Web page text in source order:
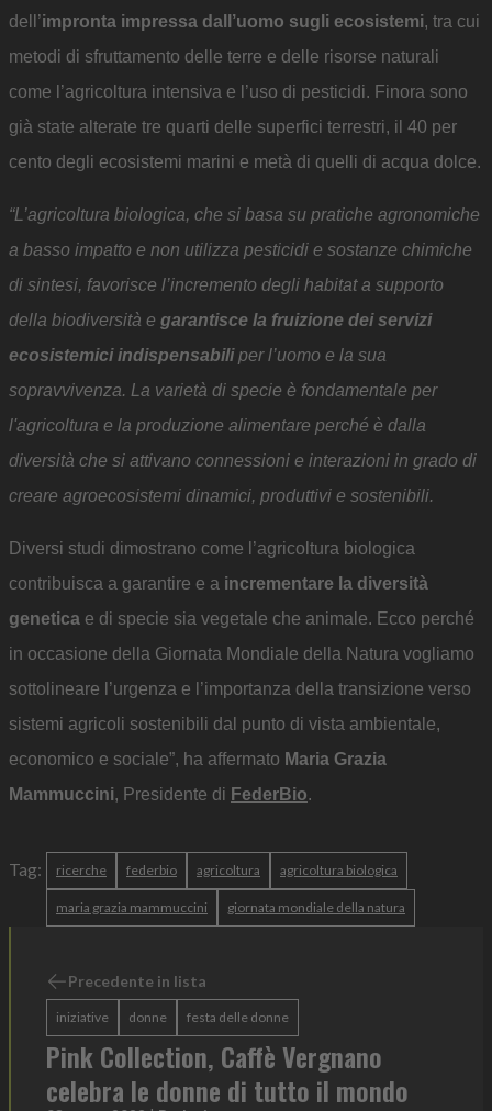
dell’impronta impressa dall’uomo sugli ecosistemi, tra cui
metodi di sfruttamento delle terre e delle risorse naturali
come l’agricoltura intensiva e l’uso di pesticidi. Finora sono
già state alterate tre quarti delle superfici terrestri, il 40 per
cento degli ecosistemi marini e metà di quelli di acqua dolce.
“L’agricoltura biologica, che si basa su pratiche agronomiche
a basso impatto e non utilizza pesticidi e sostanze chimiche
di sintesi, favorisce l’incremento degli habitat a supporto
della biodiversità e garantisce la fruizione dei servizi
ecosistemici indispensabiliper l’uomo e la sua
sopravvivenza. La varietà di specie è fondamentale per
l'agricoltura e la produzione alimentare perché è dalla
diversità che si attivano connessioni e interazioni in grado di
creare agroecosistemi dinamici, produttivi e sostenibili.
Diversi studi dimostrano come l’agricoltura biologica
contribuisca a garantire e a incrementare la diversità
genetica e di specie sia vegetale che animale. Ecco perché
in occasione della Giornata Mondiale della Natura vogliamo
sottolineare l’urgenza e l’importanza della transizione verso
sistemi agricoli sostenibili dal punto di vista ambientale,
economico e sociale”, ha affermato Maria Grazia
Mammuccini, Presidente di FederBio.
Tag: ricerche federbio agricoltura agricoltura biologica
maria grazia mammuccini giornata mondiale della natura
Precedente in lista
iniziative donne festa delle donne
Pink Collection, Caffè Vergnano
celebra le donne di tutto il mondo